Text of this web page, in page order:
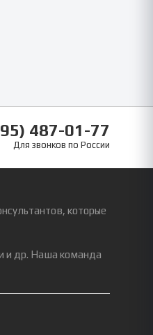
487-01-77
Для звонков по России
которые
и др. Наша команда